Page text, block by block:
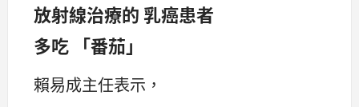
放射線治療的 乳癌患者
多吃 「番茄」
賴易成主任表示，